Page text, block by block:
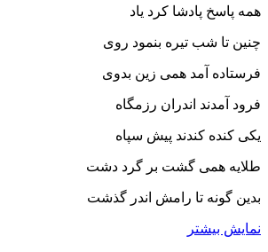
همه پاسخ پادشا کرد یاد
چنین تا شب تیره بنمود روى
فرستاده آمد همى زین بدوى‏
فرود آمدند اندران رزمگاه
یکى کنده کندند پیش سپاه‏
طلایه همى گشت بر گرد دشت
بدین گونه تا رامش اندر گذشت‏
نمایش بیشتر